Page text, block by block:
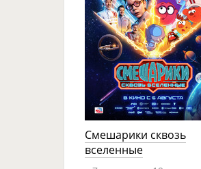
Смешарики сквозь
вселенные